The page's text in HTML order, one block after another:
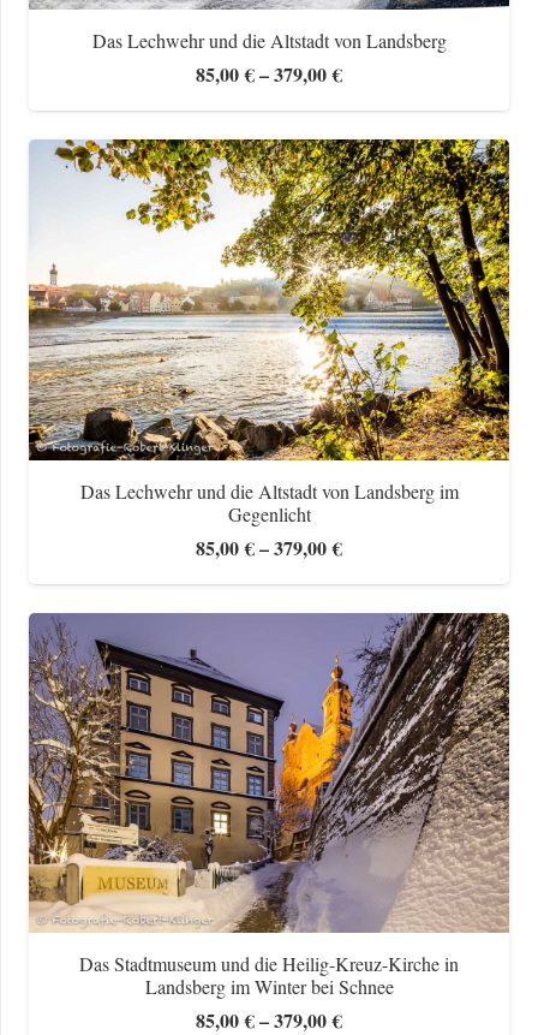
Das Lechwehr und die Altstadt von Landsberg
85,00€–379,00€Preisspanne:
85,00 €
bis
379,00 €
Das Lechwehr und die Altstadt von Landsberg im
Gegenlicht
85,00€–379,00€Preisspanne:
85,00 €
bis
379,00 €
Das Stadtmuseum und die Heilig-Kreuz-Kirche in
Landsberg im Winter bei Schnee
85,00€–379,00€Preisspanne: